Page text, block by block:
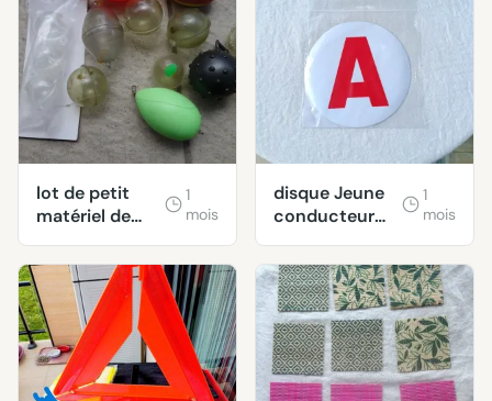
lot de petit
matériel de
pêche :
élastiques,
tubes
1
mois
disque Jeune
conducteur
« A »
magnétique
neuf
1
mois